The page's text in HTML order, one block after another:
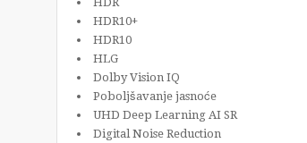
HDR10+
HDR10
HLG
Dolby Vision IQ
Poboljšavanje jasnoće
UHD Deep Learning AI SR
Digital Noise Reduction